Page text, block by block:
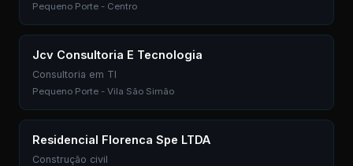
Pequeno Porte - Centro
Jcv Consultoria E Tecnologia
Consultoria em TI
Pequeno Porte - Vila São Simão
Residencial Florenca Spe LTDA
Construção civil